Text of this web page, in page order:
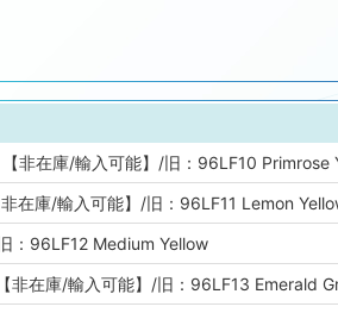
非在庫/輸入可能】/旧：96LF10 Primrose
在庫/輸入可能】/旧：96LF11 Lemon
：96LF12 Medium Yellow
非在庫/輸入可能】/旧：96LF13 Emerald